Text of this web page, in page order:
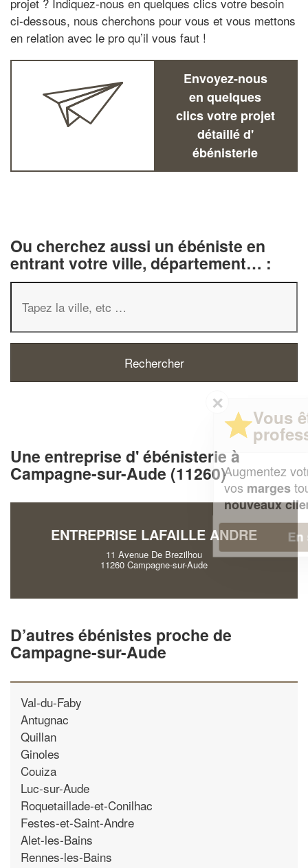
ci-dessous, nous cherchons pour vous et vous mettons
en relation avec le pro qu’il vous faut !
Envoyez-nous
en quelques
clics votre projet
détaillé d'
ébénisterie
Ou cherchez aussi un ébéniste en
entrant votre ville, département… :
Une entreprise d' ébénisterie à
Campagne-sur-Aude (11260)
ENTREPRISE LAFAILLE ANDRE
11 Avenue De Brezilhou
11260 Campagne-sur-Aude
D’autres ébénistes proche de
Campagne-sur-Aude
Val-du-Faby
Antugnac
Quillan
Ginoles
Couiza
Luc-sur-Aude
Roquetaillade-et-Conilhac
Festes-et-Saint-Andre
Alet-les-Bains
Rennes-les-Bains
professionnel ?
Augmentez votrechiffre d'affaireset
tout en gagnant de
nouveaux clients!
En savoir plus